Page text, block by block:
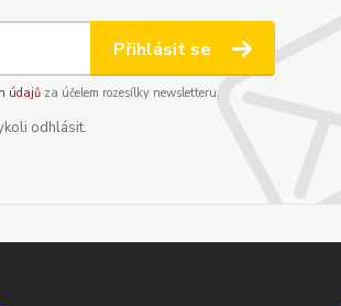
Přihlásit se
údajůza účelem rozesílky newsletteru.
odhlásit.